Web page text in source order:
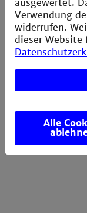
Technische
Technoseum)
Flyer
ausgewertet.
Verwendung
widerrufen.
dieser Website
Alle